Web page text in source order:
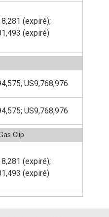
(expiré);
(expiré)
US9,768,976
US9,768,976
Clip
(expiré);
(expiré)